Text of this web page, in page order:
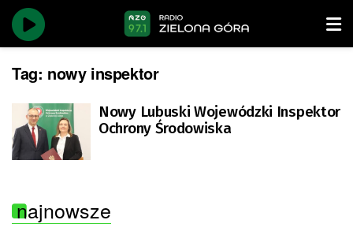
Tag: nowy inspektor
Nowy Lubuski Wojewódzki Inspektor
Ochrony Środowiska
najnowsze